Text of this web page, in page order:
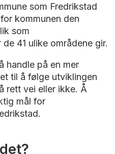
som Fredrikstad
kommunen den
som
41 ulike områdene gir.
handle på en mer
til å følge utviklingen
rett vei eller ikke. Å
mål for